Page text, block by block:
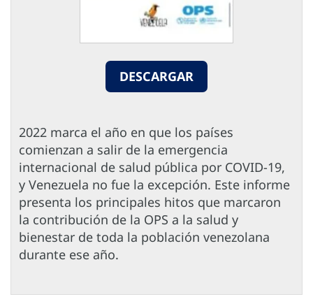
DESCARGAR
2022 marca el año en que los países
comienzan a salir de la emergencia
internacional de salud pública por COVID-19,
y Venezuela no fue la excepción. Este informe
presenta los principales hitos que marcaron
la contribución de la OPS a la salud y
bienestar de toda la población venezolana
durante ese año.